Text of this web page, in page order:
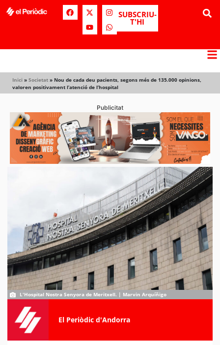
SUBSCRIU-
T'HI
Inici » Societat » Nou de cada deu pacients, segons més de 135.000 opinions,
valoren positivament l’atenció de l’hospital
Publicitat
L'Hospital Nostra Senyora de Meritxell. | Marvin Arquíñigo
El Periòdic d'Andorra